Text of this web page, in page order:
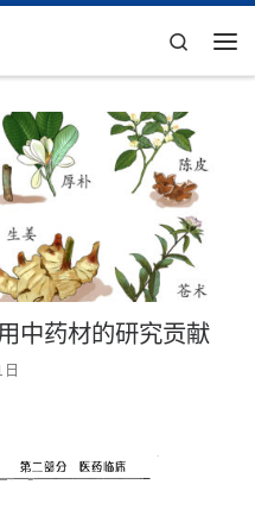
Search
中药材的研究贡献